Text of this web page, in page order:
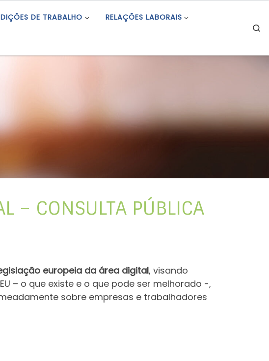
DE TRABALHO RELAÇÕES LABORAIS
– CONSULTA PÚBLICA
europeia da área digital, visando
– o que existe e o que pode ser melhorado -,
sobre empresas e trabalhadores